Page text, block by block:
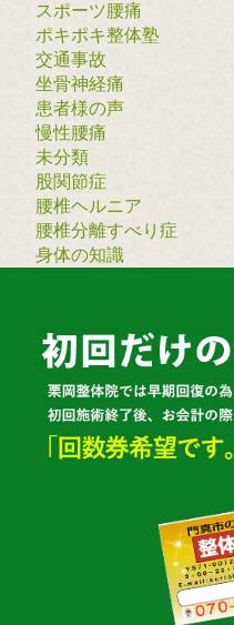
スポーツ腰痛
ポキポキ整体塾
交通事故
坐骨神経痛
患者様の声
慢性腰痛
未分類
股関節症
腰椎ヘルニア
腰椎分離すべり症
身体の知識